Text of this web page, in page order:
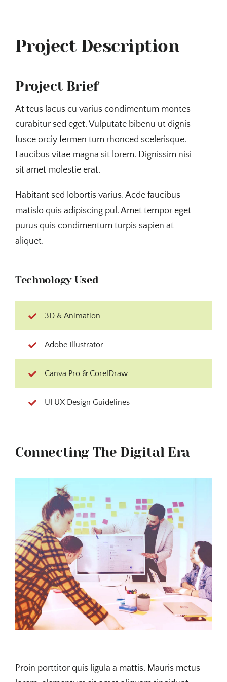
Project Description
Project Brief
At teus lacus cu varius condimentum montes
curabitur sed eget. Vulputate bibenu ut dignis
fusce orciy fermen tum rhonced scelerisque.
Faucibus vitae magna sit lorem. Dignissim nisi
sit amet molestie erat.
Habitant sed lobortis varius. Acde faucibus
matislo quis adipiscing pul. Amet tempor eget
purus quis condimentum turpis sapien at
aliquet.
Technology Used
3D & Animation
Adobe Illustrator
Canva Pro & CorelDraw
UI UX Design Guidelines
Connecting The Digital Era
Proin porttitor quis ligula a mattis. Mauris metus